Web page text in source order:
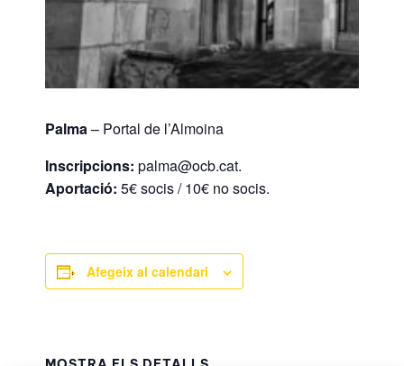
Palma– Portal de l’Almoina
Inscripcions: palma@ocb.cat.
Aportació: 5€ socis / 10€ no socis.
Afegeix al calendari